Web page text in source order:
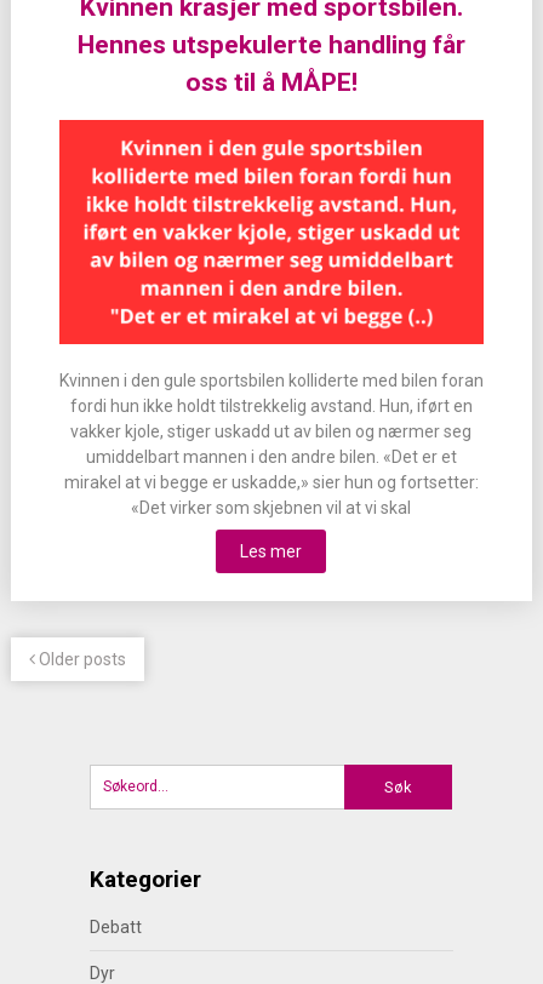
Kvinnen krasjer med sportsbilen.
Hennes utspekulerte handling får
oss til å MÅPE!
Kvinnen i den gule sportsbilen kolliderte med bilen foran
fordi hun ikke holdt tilstrekkelig avstand. Hun, iført en
vakker kjole, stiger uskadd ut av bilen og nærmer seg
umiddelbart mannen i den andre bilen. «Det er et
mirakel at vi begge er uskadde,» sier hun og fortsetter:
«Det virker som skjebnen vil at vi skal
Les mer
Older posts
Kategorier
Debatt
Dyr